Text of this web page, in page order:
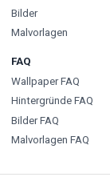
Bilder
Malvorlagen
FAQ
Wallpaper FAQ
Hintergründe FAQ
Bilder FAQ
Malvorlagen FAQ